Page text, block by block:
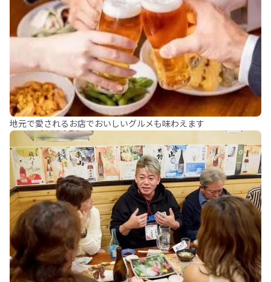
地元で愛されるお店でおいしいグルメも味わえます